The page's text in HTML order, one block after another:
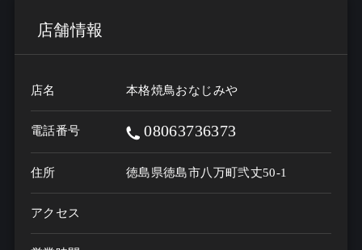
店舗情報
店名 本格焼鳥おなじみや
電話番号 08063736373
住所 徳島県徳島市八万町弐丈50-1
アクセス